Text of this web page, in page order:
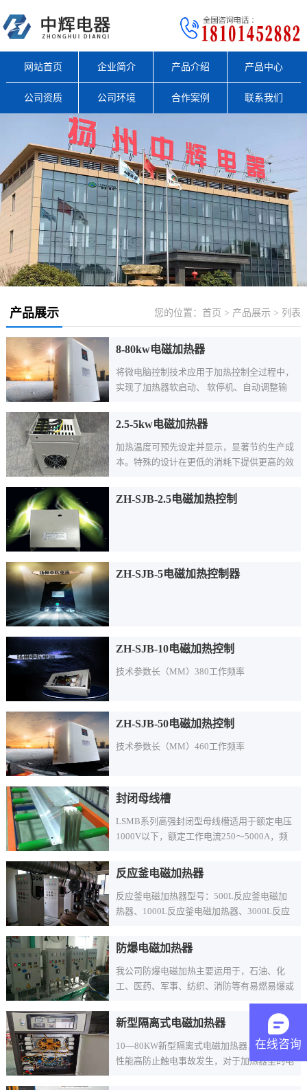
网站首页 企业简介 产品介绍 产品中心
公司资质 公司环境 合作案例 联系我们
您的位置： 首页 > 产品展示 > 列表
产品展示
8-80kw电磁加热器
将微电脑控制技术应用于加热控制全过程中，
实现了加热器软启动、 软停机、自动调整输
障、以及非正常工作状态诊断和保护等功能
2.5-5kw电磁加热器
加热温度可预先设定并显示，显著节约生产成
本。特殊的设计在更低的消耗下提供更高的效
ZH-SJB-2.5电磁加热控制
ZH-SJB-5电磁加热控制器
ZH-SJB-10电磁加热控制
技术参数长（MM）380工作频率
ZH-SJB-50电磁加热控制
技术参数长（MM）460工作频率
封闭母线槽
LSMB系列高强封闭型母线槽适用于额定电压
1000V以下，额定工作电流250～5000A，频
反应釜电磁加热器
反应釜电磁加热器型号：500L反应釜电磁加
热器、1000L反应釜电磁加热器、3000L反应
防爆电磁加热器
我公司防爆电磁加热主要运用于，石油、化
工、医药、军事、纺织、消防等有易燃易爆或
柜中，柜体中的热量散发比较大，现场又不允
许通风散热，所以我公司采用管道送风的方式
进行防爆电磁加热器散热。…
新型隔离式电磁加热器
10—80KW新型隔离式电磁加热器，具有安全
性能高防止触电事故发生，对于加热器里的电
在线咨询